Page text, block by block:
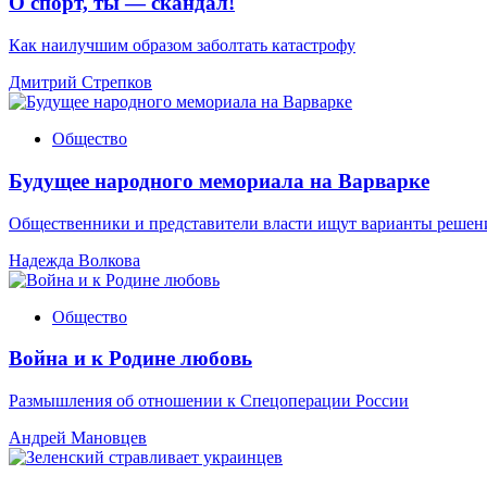
Как наилучшим образом заболтать катастрофу
Дмитрий Стрепков
Общество
Будущее народного мемориала на Варварке
Общественники и представители власти ищут варианты
Надежда Волкова
Общество
Война и к Родине любовь
Размышления об отношении к Спецоперации России
Андрей Мановцев